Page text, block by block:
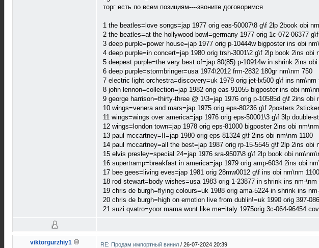
торг есть по всем позициям----звоните договоримся
1 the beatles=love songs=jap 1977 orig eas-50007\8 g\f 2lp 2book obi
2 the beatles=at the hollywood bowl=germany 1977 orig 1c-072-06377
3 deep purple=power house=jap 1977 orig p-10444w bigposter ins obi
4 deep purple=in concert=jap 1980 orig trsh-3001\2 g\f 2lp book 2ins obi
5 deepest purple=the very best of=jap 80(85) p-10914w in shrink 2ins
6 deep purple=stormbringer=usa 1974\2012 frm-2832 180gr nm\nm 750
7 electric light orchestra=discovery=uk 1979 orig jet-lx500 g\f ins nm\nm
8 john lennon=collection=jap 1982 orig eas-91055 bigposter ins obi
9 george harrison=thirty-three @ 1\3=jap 1976 orig p-10585d g\f 2ins obi
10 wings=venera and mars=jap 1975 orig eps-80236 g\f 2posters
11 wings=wings over america=jap 1976 orig eps-50001\3 g\f 3lp
12 wings=london town=jap 1978 orig eps-81000 bigposter 2ins obi
13 paul mccartney=II=jap 1980 orig eps-81324 g\f 2ins obi nm\nm 1100
14 paul mccartney=all the best=jap 1987 orig rp-15-5545 g\f 2lp 2ins obi
15 elvis presley=special 24=jap 1976 sra-9507\8 g\f 2lp book obi
16 supertramp=breakfast in america=jap 1979 orig amp-6034 2ins obi
17 bee gees=living eves=jap 1981 orig 28mw0012 g\f ins obi nm\nm 1100
18 rod stewart=body wishes=usa 1983 orig 1-23877 in shrink ins nm-\nm
19 chris de burgh=flying colours=uk 1988 orig ama-5224 in shrink ins
20 chris de burgh=high on emotion live from dublin!=uk 1990 orig 397-
21 suzi qvatro=yoor mama wont like me=italy 1975orig 3c-064-96454
viktorgurzhiy1 RE: Продам импортный винил / 26-07-2024 20:39